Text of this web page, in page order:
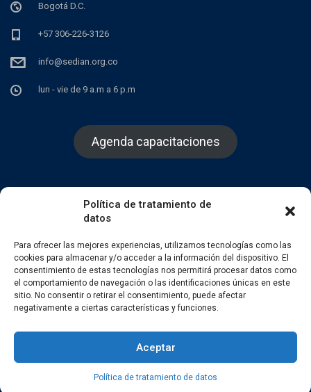
Política de tratamiento de
datos
Para ofrecer las mejores experiencias, utilizamos tecnologías como las
cookies para almacenar y/o acceder a la información del dispositivo. El
consentimiento de estas tecnologías nos permitirá procesar datos como
el comportamiento de navegación o las identificaciones únicas en este
sitio. No consentir o retirar el consentimiento, puede afectar
negativamente a ciertas características y funciones.
Aceptar
Política de tratamiento de datos
Bogotá D.C.
+57 306-226-3126
info@sedian.org.co
lun - vie de 9 a.m a 6 p.m
Agenda capacitaciones